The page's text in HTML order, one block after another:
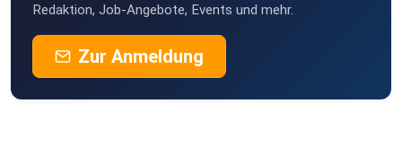
vwnh67kz
Redaktion, Job-Angebote, Events und mehr.
Zur Anmeldung